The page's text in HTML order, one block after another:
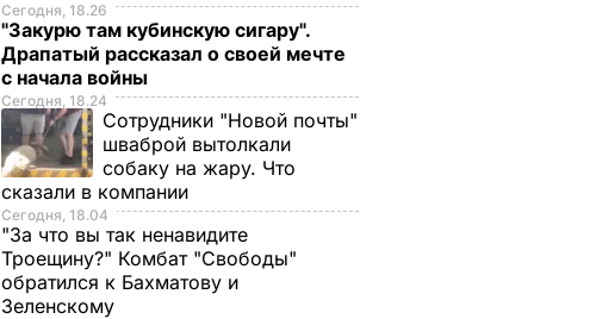
Сегодня, 18.26
"Закурю там кубинскую сигару".
Драпатый рассказал о своей мечте
с начала войны
Сегодня, 18.24
Сотрудники "Новой почты"
шваброй вытолкали
собаку на жару. Что
сказали в компании
Сегодня, 18.04
"За что вы так ненавидите
Троещину?" Комбат "Свободы"
обратился к Бахматову и
Зеленскому